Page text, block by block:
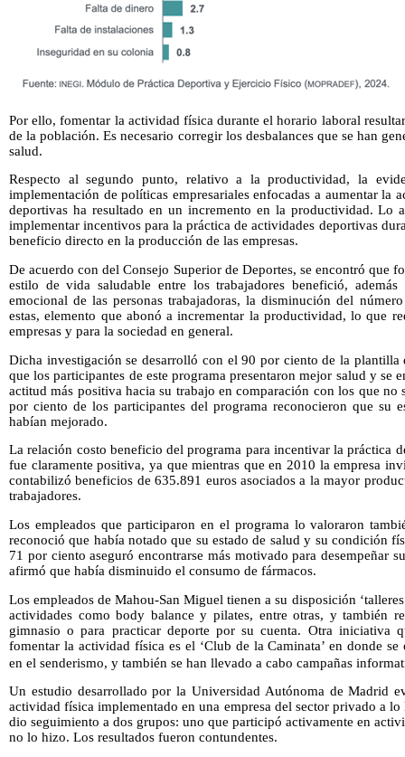
Por ello, fomentar la actividad física durante el horario laboral
de la población. Es necesario corregir los desbalances que se han
salud.
Respecto al segundo punto, relativo a la productividad, la
implementación de políticas empresariales enfocadas a aumentar la
deportivas ha resultado en un incremento en la productividad. Lo
implementar incentivos para la práctica de actividades deportivas
beneficio directo en la producción de las empresas.
De acuerdo con del Consejo Superior de Deportes, se encontró que
estilo de vida saludable entre los trabajadores benefició,
emocional de las personas trabajadoras, la disminución del
estas, elemento que abonó a incrementar la productividad, lo que
empresas y para la sociedad en general.
Dicha investigación se desarrolló con el 90 por ciento de la
que los participantes de este programa presentaron mejor salud y se
actitud más positiva hacia su trabajo en comparación con los que
por ciento de los participantes del programa reconocieron que su
habían mejorado.
La relación costo beneficio del programa para incentivar la práctica
fue claramente positiva, ya que mientras que en 2010 la empresa
contabilizó beneficios de 635.891 euros asociados a la mayor
trabajadores.
Los empleados que participaron en el programa lo valoraron
reconoció que había notado que su estado de salud y su condición
71 por ciento aseguró encontrarse más motivado para desempeñar
afirmó que había disminuido el consumo de fármacos.
Los empleados de Mahou-San Miguel tienen a su disposición
actividades como body balance y pilates, entre otras, y también
gimnasio o para practicar deporte por su cuenta. Otra iniciativa
fomentar la actividad física es el ‘Club de la Caminata’ en donde se
en el senderismo, y también se han llevado a cabo campañas
Un estudio desarrollado por la Universidad Autónoma de Madrid
actividad física implementado en una empresa del sector privado a
dio seguimiento a dos grupos: uno que participó activamente en
no lo hizo. Los resultados fueron contundentes.